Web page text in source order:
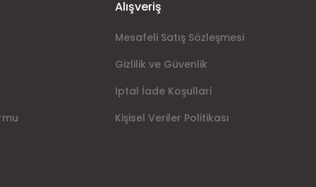
Alışveriş
Mesafeli Satış Sözleşmesi
Gizlilik ve Güvenlik
İptal İade Koşullari
Kişisel Veriler Politikası